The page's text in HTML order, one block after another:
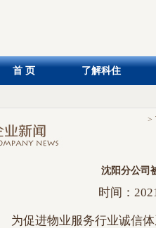
首 页 了解科住
>
沈阳分公司
时间：
为促进物业服务行业诚信